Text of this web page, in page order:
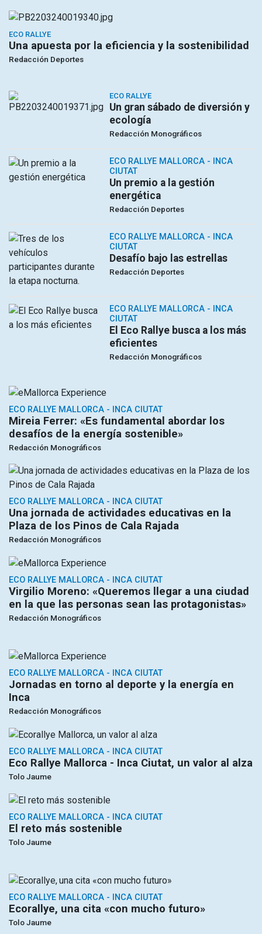
ECO RALLYE
Una apuesta por la eficiencia y la sostenibilidad
Redacción Deportes
ECO RALLYE
Un gran sábado de diversión y
ecología
Redacción Monográficos
ECO RALLYE MALLORCA - INCA
CIUTAT
Un premio a la gestión
energética
Redacción Deportes
ECO RALLYE MALLORCA - INCA
CIUTAT
Desafío bajo las estrellas
Redacción Deportes
ECO RALLYE MALLORCA - INCA
CIUTAT
El Eco Rallye busca a los más
eficientes
Redacción Monográficos
ECO RALLYE MALLORCA - INCA CIUTAT
Mireia Ferrer: «Es fundamental abordar los
desafíos de la energía sostenible»
Redacción Monográficos
ECO RALLYE MALLORCA - INCA CIUTAT
Una jornada de actividades educativas en la
Plaza de los Pinos de Cala Rajada
Redacción Monográficos
ECO RALLYE MALLORCA - INCA CIUTAT
Virgilio Moreno: «Queremos llegar a una ciudad
en la que las personas sean las protagonistas»
Redacción Monográficos
ECO RALLYE MALLORCA - INCA CIUTAT
Jornadas en torno al deporte y la energía en
Inca
Redacción Monográficos
ECO RALLYE MALLORCA - INCA CIUTAT
Eco Rallye Mallorca - Inca Ciutat, un valor al alza
Tolo Jaume
ECO RALLYE MALLORCA - INCA CIUTAT
El reto más sostenible
Tolo Jaume
ECO RALLYE MALLORCA - INCA CIUTAT
Ecorallye, una cita «con mucho futuro»
Tolo Jaume